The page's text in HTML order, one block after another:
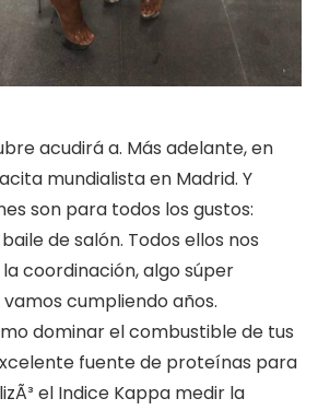
acudirá a. Más adelante, en
mundialista en Madrid. Y
son para todos los gustos:
de salón. Todos ellos nos
coordinación, algo súper
cumpliendo años.
dominar el combustible de tus
fuente de proteínas para
el Indice Kappa medir la